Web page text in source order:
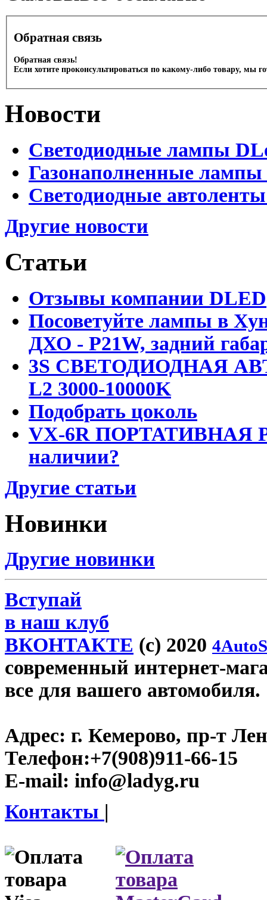
Обратная связь
Обратная связь!
Если хотите проконсультироваться по какому-либо товару, мы
Новости
Светодиодные лампы
Газонаполненные
Светодиодные
Другие новости
Статьи
Отзывы компании DLED
Посоветуйте лампы в
ДХО - P21W, задний
3S СВЕТОДИОДНАЯ
L2 3000-10000K
Подобрать цоколь
VX-6R ПОРТАТИВНАЯ
наличии?
Другие статьи
Новинки
Другие новинки
Вступай
в наш клуб
ВКОНТАКТЕ (c) 2020
современный интернет-
все для вашего автомобиля.
Адрес: г. Кемерово, пр-т
Телефон:+7(908)911-66-15
E-mail: info@ladyg.ru
Контакты |